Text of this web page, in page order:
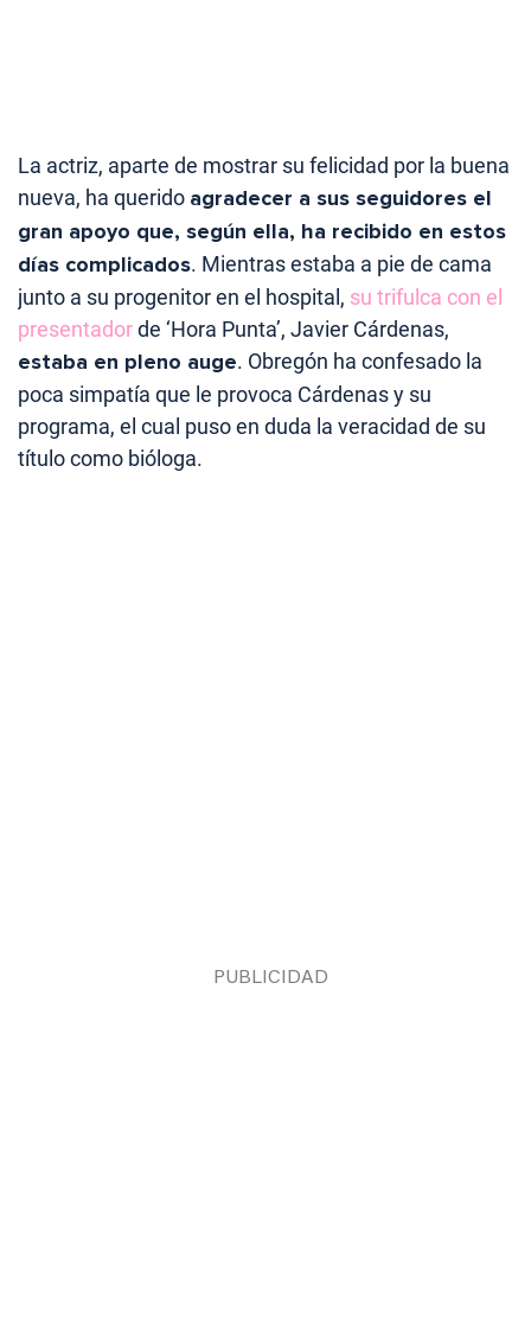
La actriz, aparte de mostrar su felicidad por la buena
nueva, ha querido agradecer a sus seguidores el
gran apoyo que, según ella, ha recibido en estos
días complicados. Mientras estaba a pie de cama
junto a su progenitor en el hospital, su trifulca con el
presentadorde ‘Hora Punta’, Javier Cárdenas,
estaba en pleno auge. Obregón ha confesado la
poca simpatía que le provoca Cárdenas y su
programa, el cual puso en duda la veracidad de su
título como bióloga.